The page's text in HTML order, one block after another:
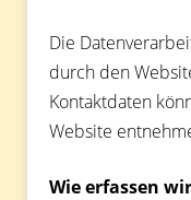
Die
durch den
Kontaktdaten
Website
Wie erfassen